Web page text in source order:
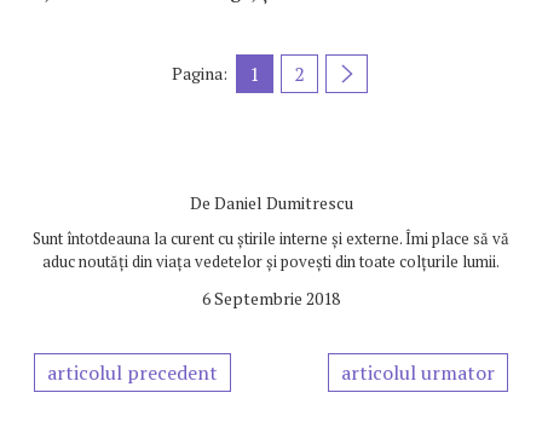
Pagina: 1 2
De Daniel Dumitrescu
Sunt întotdeauna la curent cu știrile interne și externe. Îmi place să vă
aduc noutăți din viața vedetelor și povești din toate colțurile lumii.
6 Septembrie 2018
articolul precedent articolul urmator